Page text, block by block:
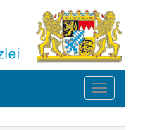
Toggle